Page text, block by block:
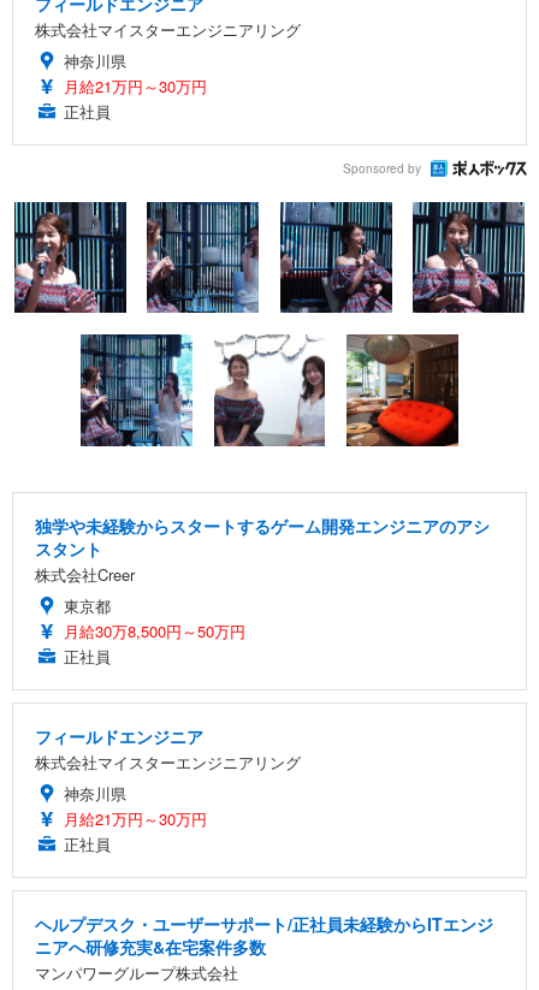
株式会社マイスターエンジニアリング
神奈川県
月給21万円～30万円
正社員
Sponsored by
独学や未経験からスタートするゲーム開発エンジニアのアシ
スタント
株式会社Creer
東京都
月給30万8,500円～50万円
正社員
フィールドエンジニア
株式会社マイスターエンジニアリング
神奈川県
月給21万円～30万円
正社員
ヘルプデスク・ユーザーサポート/正社員未経験からITエンジ
ニアへ研修充実&在宅案件多数
マンパワーグループ株式会社